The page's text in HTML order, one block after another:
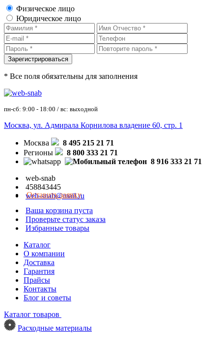
Физическое лицо
Юридическое лицо
* Все поля обязательны для заполнения
пн-сб: 9:00 - 18:00 / вс: выходной
Москва, ул. Адмирала Корнилова владение 60, стр. 1
Москва
8 495 215 21 71
Регионы
8 800 333 21 71
8 916 333 21 71
web-snab
458843445
web-snab@mail.ru
Оставить заявку
Ваша корзина пуста
Проверьте статус заказа
Избранные товары
Каталог
О компании
Доставка
Гарантия
Прайсы
Контакты
Блог и советы
Каталог товаров
Расходные материалы